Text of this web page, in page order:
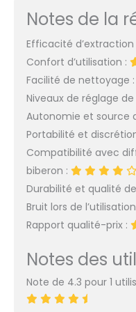
Notes de la
Efficacité d’extraction
Confort d’utilisation :
Facilité de nettoyage :
Niveaux de réglage de
Autonomie et source
Portabilité et
Compatibilité avec
biberon :
Durabilité et qualité
Bruit lors de
Rapport qualité-prix :
Notes des
Note de 4.3 pour 1